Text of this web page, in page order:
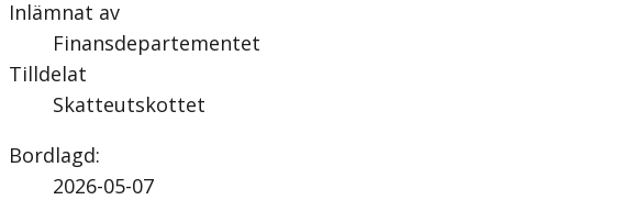
Inlämnat av
Finansdepartementet
Tilldelat
Skatteutskottet
Bordlagd:
2026-05-07